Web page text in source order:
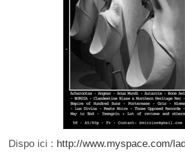
Dispo ici : http://www.myspace.com/